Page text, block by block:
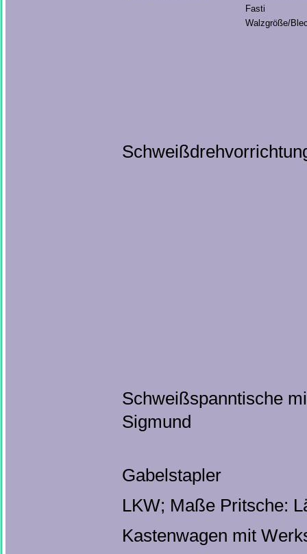
Fasti
Walzgröße/
Schweißspanntische
Sigmund
Gabelstapler
LKW; Maße Pritsche:
Kastenwagen mit